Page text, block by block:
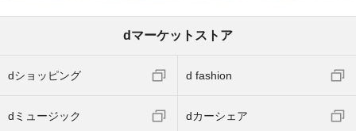
dマーケットストア
dショッピング d fashion
dミュージック dカーシェア